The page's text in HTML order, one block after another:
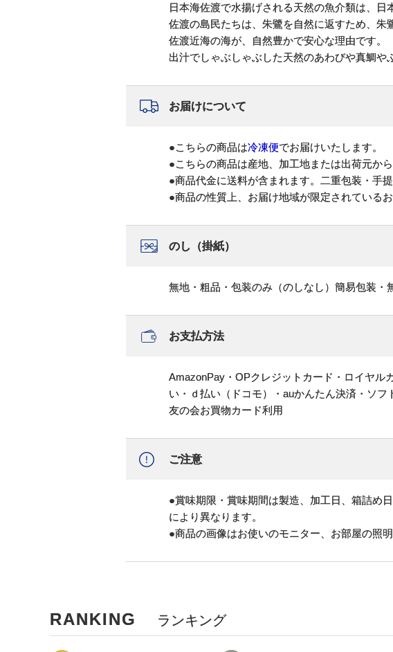
日本海佐渡で水揚げされる天然の魚介類は、日
佐渡の島民たちは、朱鷺を自然に返すため、朱
佐渡近海の海が、自然豊かで安心な理由です。
出汁でしゃぶしゃぶした天然のあわびや真鯛や
お届けについて
●こちらの商品は冷凍便でお届けいたします。
●こちらの商品は産地、加工地または出荷元か
●商品代金に送料が含まれます。二重包装・手
●商品の性質上、お届け地域が限定されているお
のし（掛紙）
無地・粗品・包装のみ（のしなし）簡易包装
お支払方法
AmazonPay・OPクレジットカード・ロイヤル
い・ｄ払い（ドコモ）・auかんたん決済・ソ
友の会お買物カード利用
ご注意
●賞味期限・賞味期間は製造、加工日、箱詰め
により異なります。
●商品の画像はお使いのモニター、お部屋の照
RANKING ランキング